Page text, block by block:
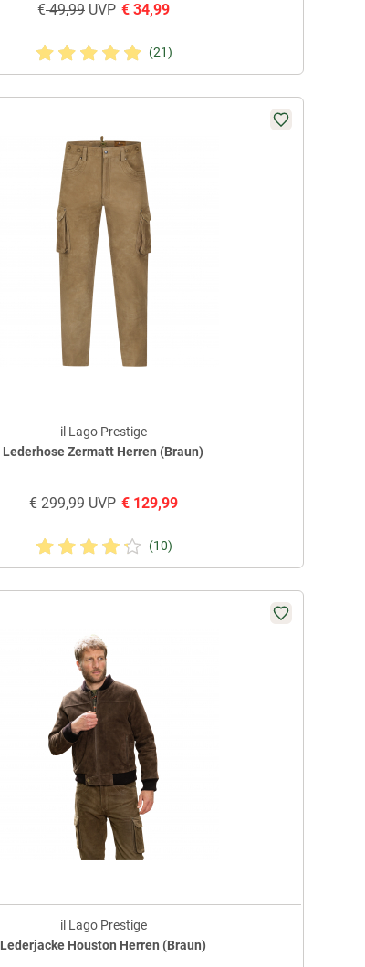
€49,99UVP €34,99
(21)
il Lago Prestige
Lederhose Zermatt Herren (Braun)
€299,99UVP €129,99
(10)
il Lago Prestige
Lederjacke Houston Herren (Braun)